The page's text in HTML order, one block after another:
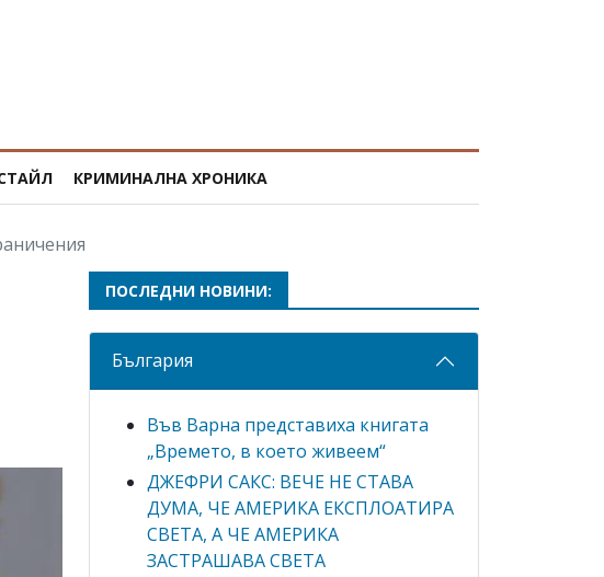
КРИМИНАЛНА ХРОНИКА
ПОСЛЕДНИ НОВИНИ:
България
Във Варна представиха книгата
„Времето, в което живеем“
ДЖЕФРИ САКС: ВЕЧЕ НЕ СТАВА
ДУМА, ЧЕ АМЕРИКА ЕКСПЛОАТИРА
СВЕТА, А ЧЕ АМЕРИКА
ЗАСТРАШАВА СВЕТА